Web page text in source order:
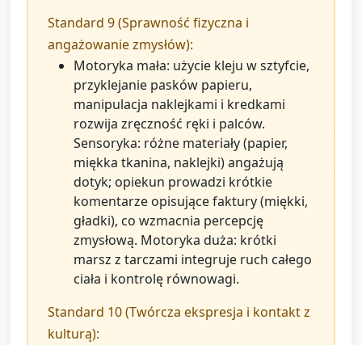
Standard 9 (Sprawność fizyczna i
angażowanie zmysłów):
Motoryka mała: użycie kleju w sztyfcie,
przyklejanie pasków papieru,
manipulacja naklejkami i kredkami
rozwija zręczność ręki i palców.
Sensoryka: różne materiały (papier,
miękka tkanina, naklejki) angażują
dotyk; opiekun prowadzi krótkie
komentarze opisujące faktury (miękki,
gładki), co wzmacnia percepcję
zmysłową. Motoryka duża: krótki
marsz z tarczami integruje ruch całego
ciała i kontrolę równowagi.
Standard 10 (Twórcza ekspresja i kontakt z
kulturą):